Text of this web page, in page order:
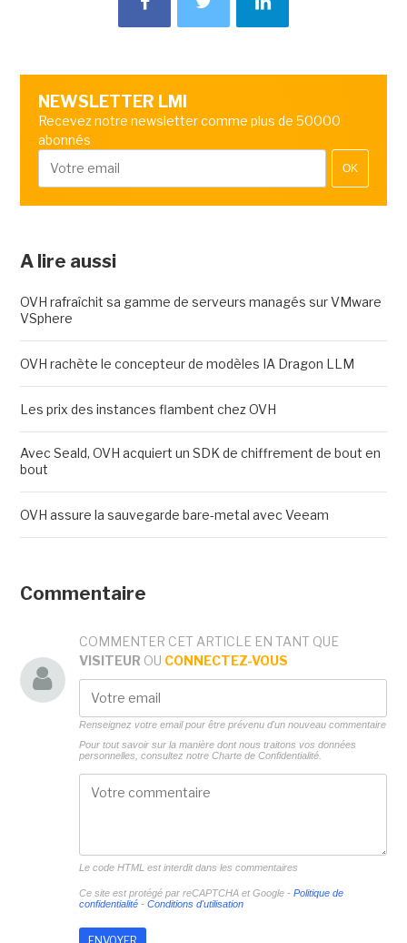
NEWSLETTER LMI
Recevez notre newsletter comme plus de 50000
abonnés
OK
A lire aussi
OVH rafraîchit sa gamme de serveurs managés sur VMware
VSphere
OVH rachète le concepteur de modèles IA Dragon LLM
Les prix des instances flambent chez OVH
Avec Seald, OVH acquiert un SDK de chiffrement de bout en
bout
OVH assure la sauvegarde bare-metal avec Veeam
Commentaire
COMMENTER CET ARTICLE EN TANT QUE
VISITEUR OU CONNECTEZ-VOUS
Renseignez votre email pour être prévenu d'un nouveau commentaire
Pour tout savoir sur la manière dont nous traitons vos données
personnelles, consultez notre Charte de Confidentialité.
Le code HTML est interdit dans les commentaires
Ce site est protégé par reCAPTCHA et Google - Politique de
confidentialité- Conditions d'utilisation